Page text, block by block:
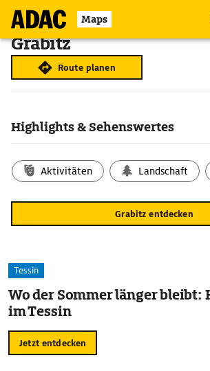
Maps
Grabitz
Route planen
Highlights & Sehenswertes
Aktivitäten Landschaft
Grabitz entdecken
Tessin
Wo der Sommer länger bleibt:
im Tessin
Jetzt entdecken